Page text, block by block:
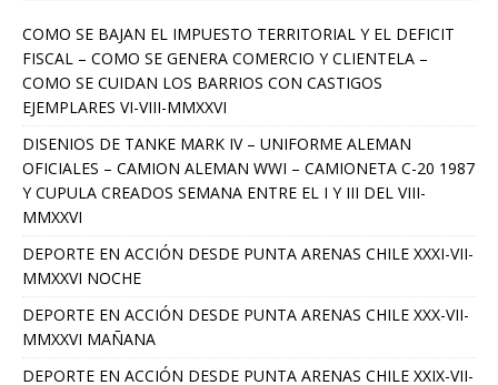
COMO SE BAJAN EL IMPUESTO TERRITORIAL Y EL DEFICIT
FISCAL – COMO SE GENERA COMERCIO Y CLIENTELA –
COMO SE CUIDAN LOS BARRIOS CON CASTIGOS
EJEMPLARES VI-VIII-MMXXVI
DISENIOS DE TANKE MARK IV – UNIFORME ALEMAN
OFICIALES – CAMION ALEMAN WWI – CAMIONETA C-20 1987
Y CUPULA CREADOS SEMANA ENTRE EL I Y III DEL VIII-
MMXXVI
DEPORTE EN ACCIÓN DESDE PUNTA ARENAS CHILE XXXI-VII-
MMXXVI NOCHE
DEPORTE EN ACCIÓN DESDE PUNTA ARENAS CHILE XXX-VII-
MMXXVI MAÑANA
DEPORTE EN ACCIÓN DESDE PUNTA ARENAS CHILE XXIX-VII-